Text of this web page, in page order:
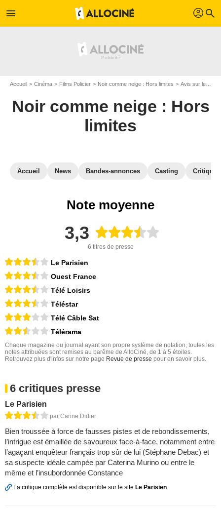
menu profil search
Accueil Cinéma Films Policier Noir comme neige : Hors limites Avis sur le film Noir comme neige : Hors limites
Noir comme neige : Hors
limites
Accueil News Bandes-annonces Casting
Note moyenne
3,3
6 titres de presse
Le Parisien
Ouest France
Télé Loisirs
Téléstar
Télé Câble Sat
Télérama
Chaque magazine ou journal ayant son propre système de notation, toutes les
notes attribuées sont remises au barême de AlloCiné, de 1 à 5 étoiles.
Retrouvez plus d'infos sur notre page Revue de presse pour en savoir plus.
6 critiques presse
Le Parisien
par Carine Didier
Bien troussée à force de fausses pistes et de rebondissements,
l’intrigue est émaillée de savoureux face-à-face, notamment entre
l’agaçant enquêteur français trop sûr de lui (Stéphane Debac) et
sa suspecte idéale campée par Caterina Murino ou entre le
même et l’insubordonnée Constance
La critique complète est disponible sur le site Le Parisien